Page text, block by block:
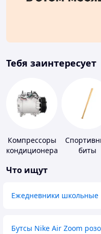
Тебя заинтересует
Компрессоры
кондиционера
биты
Что ищут
Ежедневники школьные
Бутсы Nike Air Zoom